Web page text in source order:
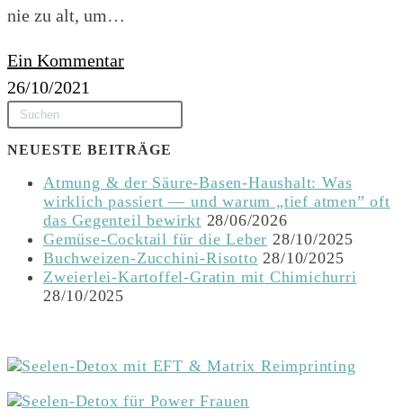
nie zu alt, um…
Ein Kommentar
26/10/2021
NEUESTE BEITRÄGE
Atmung & der Säure-Basen-Haushalt: Was
wirklich passiert — und warum „tief atmen” oft
das Gegenteil bewirkt 28/06/2026
Gemüse-Cocktail für die Leber 28/10/2025
Buchweizen-Zucchini-Risotto 28/10/2025
Zweierlei-Kartoffel-Gratin mit Chimichurri
28/10/2025